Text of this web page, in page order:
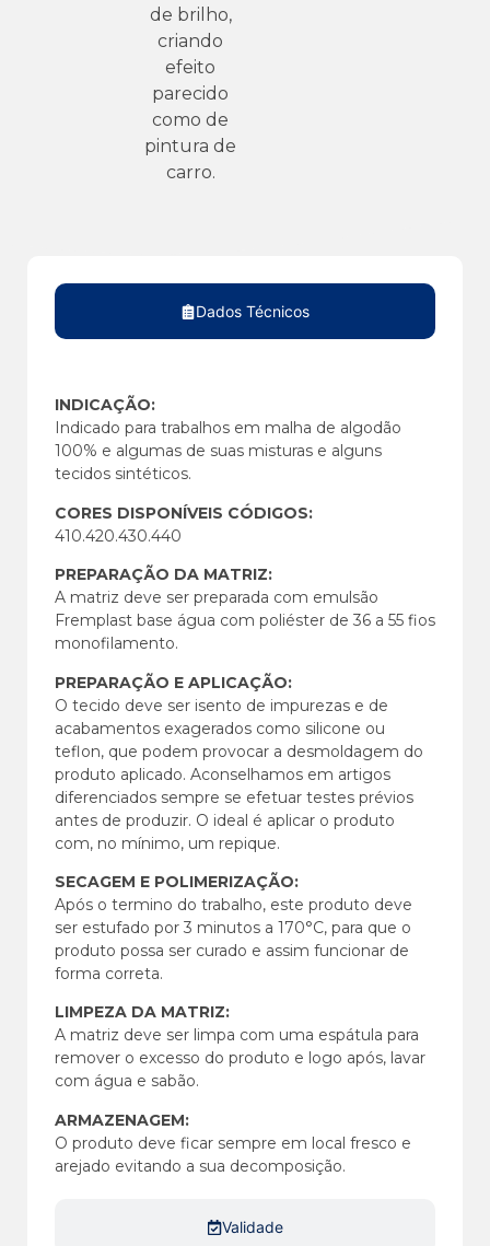
de brilho,
criando
efeito
parecido
como de
pintura de
carro.
Dados Técnicos
Validade
INDICAÇÃO:
Indicado para trabalhos em malha de algodão
100% e algumas de suas misturas e alguns
tecidos sintéticos.
CORES DISPONÍVEIS CÓDIGOS:
410.420.430.440
PREPARAÇÃO DA MATRIZ:
A matriz deve ser preparada com emulsão
Fremplast base água com poliéster de 36 a 55 fios
monofilamento.
PREPARAÇÃO E APLICAÇÃO:
O tecido deve ser isento de impurezas e de
acabamentos exagerados como silicone ou
teflon, que podem provocar a desmoldagem do
produto aplicado. Aconselhamos em artigos
diferenciados sempre se efetuar testes prévios
antes de produzir. O ideal é aplicar o produto
com, no mínimo, um repique.
SECAGEM E POLIMERIZAÇÃO:
Após o termino do trabalho, este produto deve
ser estufado por 3 minutos a 170°C, para que o
produto possa ser curado e assim funcionar de
forma correta.
LIMPEZA DA MATRIZ:
A matriz deve ser limpa com uma espátula para
remover o excesso do produto e logo após, lavar
com água e sabão.
ARMAZENAGEM:
O produto deve ficar sempre em local fresco e
arejado evitando a sua decomposição.